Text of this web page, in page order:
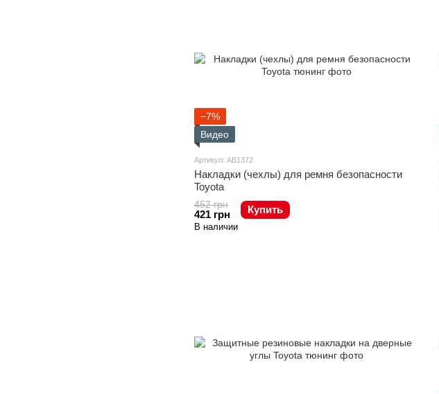
−7%
Видео
Артикул: AB1372
Накладки (чехлы) для ремня безопасности
Toyota
452 грн
421 грн Купить
В наличии